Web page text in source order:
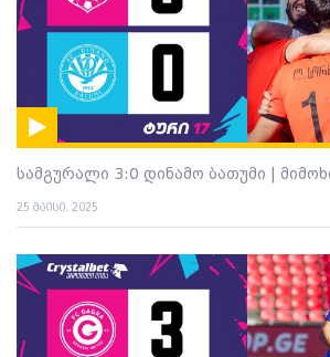
სამგურალი 3:0 დინამო ბათუმი |
25 მაისი. 2025